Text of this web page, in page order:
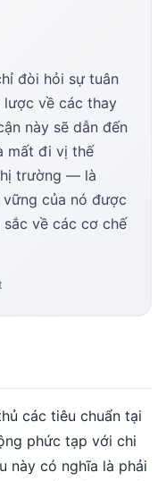
đòi hỏi sự tuân
lược về các thay
này sẽ dẫn đến
mất đi vị thế
trường — là
của nó được
về các cơ chế
các tiêu chuẩn tại
phức tạp với chi
này có nghĩa là phải